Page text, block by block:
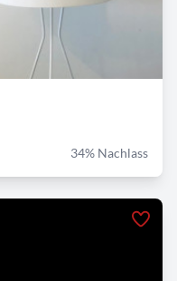
34% Nachlass